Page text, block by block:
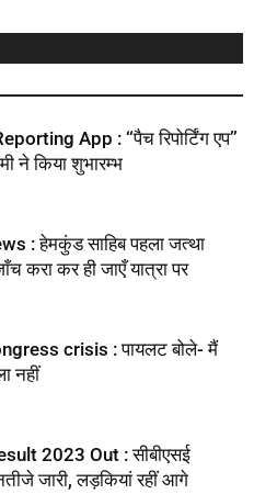
App : ‘‘पैच रिपोर्टिंग एप’’
ने किया शुभारम्भ
: हेमकुंड साहिब पहला जत्था
करा कर ही जाएँ यात्रा पर
crisis : पायलट बोले- मैं
नहीं
2023 Out : सीबीएसई
जारी, लड़कियां रहीं आगे